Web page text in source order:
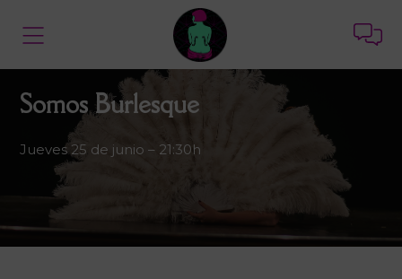
Somos Burlesque
Jueves 25 de junio – 21:30h